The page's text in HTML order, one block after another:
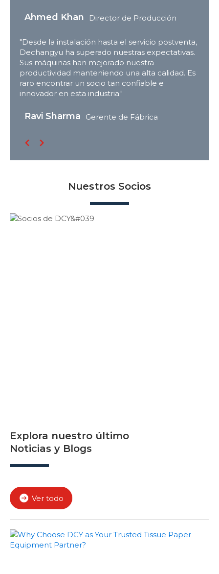
Ahmed Khan Director de Producción
"Desde la instalación hasta el servicio postventa,
Dechangyu ha superado nuestras expectativas.
Sus máquinas han mejorado nuestra
productividad manteniendo una alta calidad. Es
raro encontrar un socio tan confiable e
innovador en esta industria."
Ravi Sharma Gerente de Fábrica
Nuestros Socios
Explora nuestro último
Noticias y Blogs
Ver todo